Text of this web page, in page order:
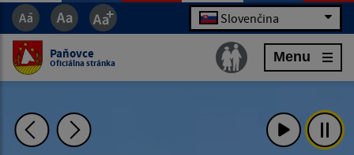
Slovenčina
Paňovce
Oficiálna stránka Menu